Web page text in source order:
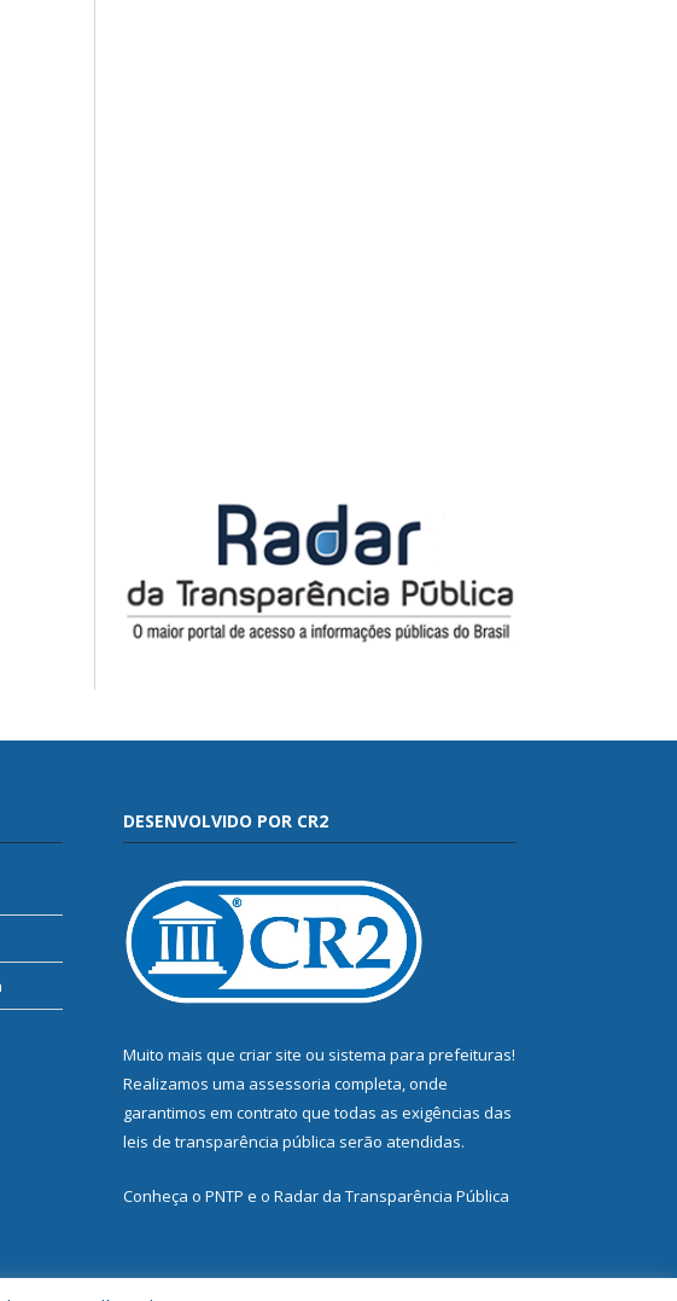
DESENVOLVIDO POR CR2
Muito mais que criar site ou sistema para prefeituras!
Realizamos uma assessoria completa, onde
garantimos em contrato que todas as exigências das
leis de transparência pública serão atendidas.
Conheça o PNTP e o Radar da Transparência Pública